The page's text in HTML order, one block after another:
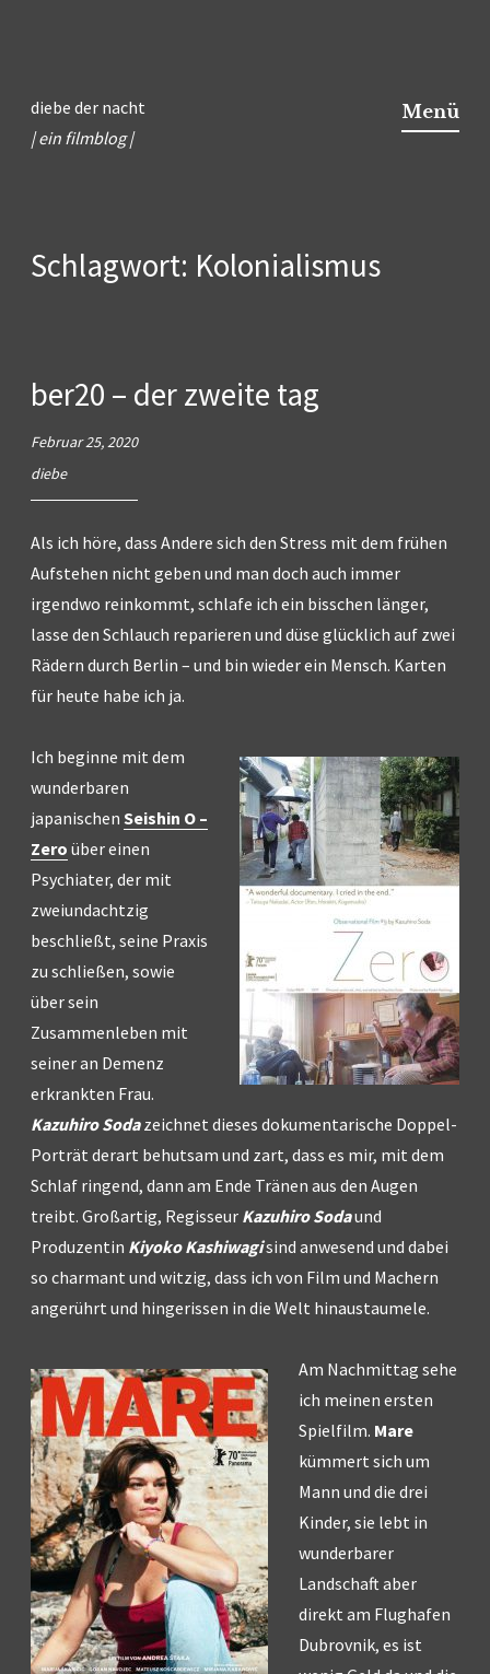
Inhalt
springen
diebe der nacht
| ein filmblog |
Menü
Schlagwort: Kolonialismus
ber20 – der zweite tag
Februar 25, 2020
diebe
Als ich höre, dass Andere sich den Stress mit dem frühen
Aufstehen nicht geben und man doch auch immer
irgendwo reinkommt, schlafe ich ein bisschen länger,
lasse den Schlauch reparieren und düse glücklich auf zwei
Rädern durch Berlin – und bin wieder ein Mensch. Karten
für heute habe ich ja.
Ich beginne mit dem
wunderbaren
japanischen Seishin O –
Zero über einen
Psychiater, der mit
zweiundachtzig
beschließt, seine Praxis
zu schließen, sowie
über sein
Zusammenleben mit
seiner an Demenz
erkrankten Frau.
Kazuhiro Sodazeichnet dieses dokumentarische Doppel-
Porträt derart behutsam und zart, dass es mir, mit dem
Schlaf ringend, dann am Ende Tränen aus den Augen
treibt. Großartig, Regisseur Kazuhiro Sodaund
Produzentin Kiyoko Kashiwagisind anwesend und dabei
so charmant und witzig, dass ich von Film und Machern
angerührt und hingerissen in die Welt hinaustaumele.
Am Nachmittag sehe
ich meinen ersten
Spielfilm. Mare
kümmert sich um
Mann und die drei
Kinder, sie lebt in
wunderbarer
Landschaft aber
direkt am Flughafen
Dubrovnik, es ist